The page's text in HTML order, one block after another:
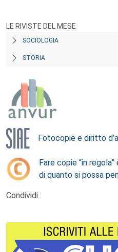
LE RIVISTE DEL MESE
SOCIOLOGIA
STORIA
Fotocopie e diritto
Fare copie “in
di quanto si possa
Condividi :